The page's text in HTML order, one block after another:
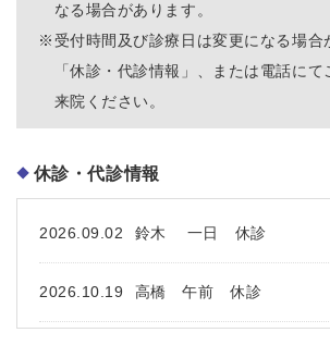
なる場合があります。
※受付時間及び診療日は変更になる場合
「休診・代診情報」、または電話に
来院ください。
休診・代診情報
2026.09.02 鈴木 一日 休診
2026.10.19 高橋 午前 休診